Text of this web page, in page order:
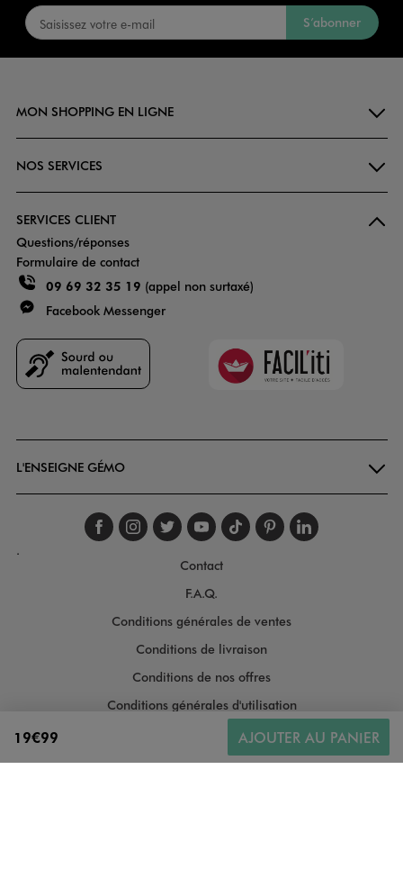
19€99 AJOUTER AU PANIER
S’abonner
MON SHOPPING EN LIGNE
NOS SERVICES
SERVICES CLIENT
Questions/réponses
Formulaire de contact
09 69 32 35 19 (appel non surtaxé)
Facebook Messenger
Faciliti
L'ENSEIGNE GÉMO
Suivez-nous sur
Suivez-nous sur
Suivez-nous sur
Suivez-nous
Suivez-nous
Suivez-
.
Contact
F.A.Q.
Conditions générales de ventes
Conditions de livraison
Conditions de nos offres
Conditions générales d'utilisation
Politique de protection des données
Gestion des cookies